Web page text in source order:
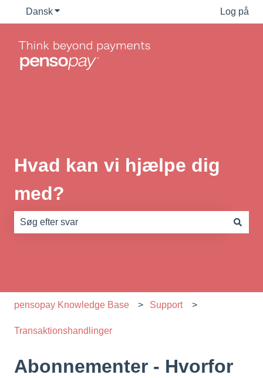
DanskVis undermenu for oversættelser Log på
Hvad kan vi hjælpe dig
med?
pensopay Knowledge Base Support
Transaktionshandlinger
Abonnementer - Hvorfor